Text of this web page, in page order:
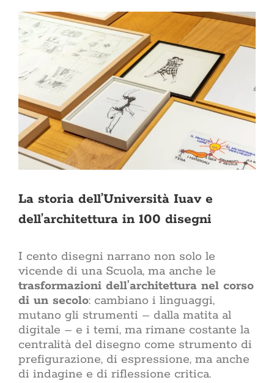
Lifestyle
chi abita i
mai
dimensione
prende
si
patinata
palestra,
Sostenibilità
direttiva
il
La storia dell’Università Iuav e
dell’architettura in 100 disegni
I cento disegni narrano non solo le
vicende di una Scuola, ma anche le
trasformazioni dell’architettura nel corso
di un secolo: cambiano i linguaggi,
mutano gli strumenti – dalla matita al
digitale – e i temi, ma rimane costante la
centralità del disegno come strumento di
prefigurazione, di espressione, ma anche
di indagine e di riflessione critica.